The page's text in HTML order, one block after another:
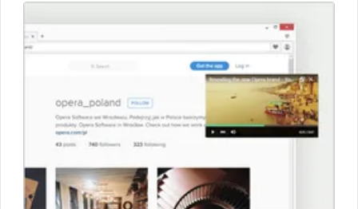
компания. В 1995 году специалисты, работавшие над
созданием браузера, организовали собственную
компанию и выпустили первую официальную версию веб-
обозревателя - Opera 1. Интерфейс программы был
инновационным и позволял удобно просматривать
несколько документов, поэтому браузер быстро стал
популярным.
движок Blink (разработка Google) с открытым исходным
кодом. На сегодняшний день Opera предлагает 43-ий
релиз программы в виде developer-версии. Здесь